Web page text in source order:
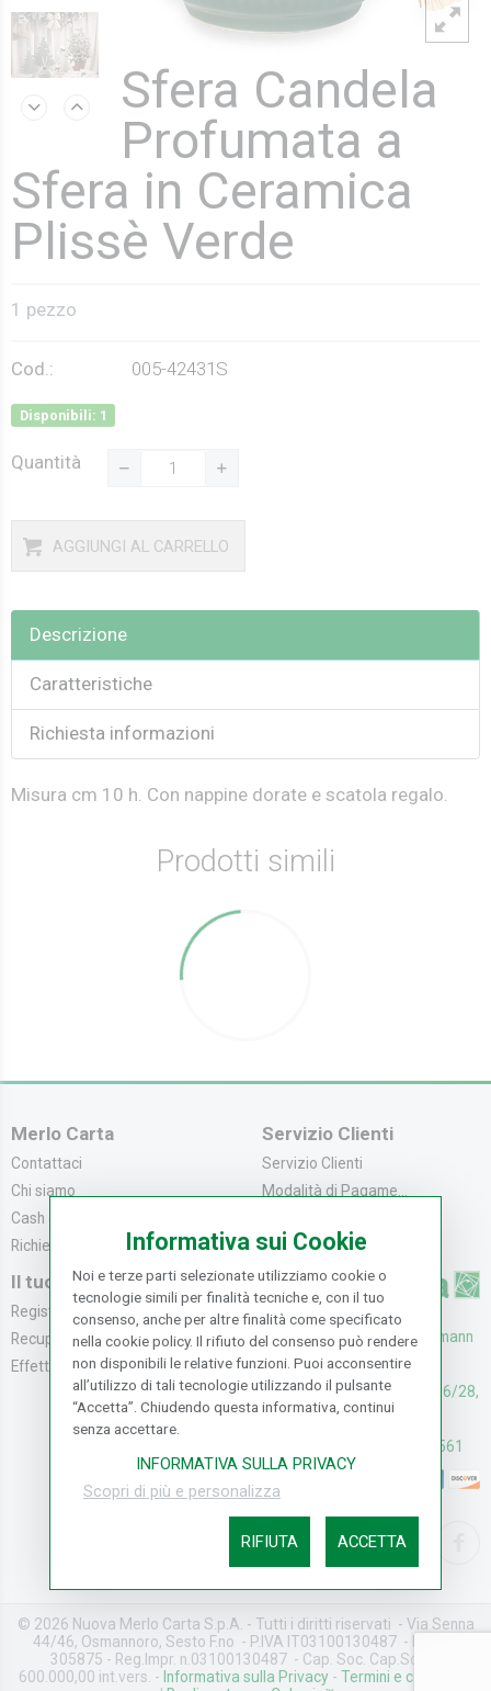
Sfera Candela
Profumata a
Sfera in Ceramica
Plissè Verde
1 pezzo
Cod.: 005-42431S
Disponibili: 1
Quantità
AGGIUNGI AL CARRELLO
Descrizione
Caratteristiche
Richiesta informazioni
Misura cm 10 h. Con nappine dorate e scatola regalo.
Prodotti simili
Merlo Carta
Contattaci
Chi siamo
Cash & Carry
Richiedi catalogo
Servizio Clienti
Servizio Clienti
Modalità di Pagame...
Resi e Recessi
Il tuo Account
Registrati
Recupera la Passwo...
Effettua un Reso
UFFICI: V. Senna 44/46, Osmann
oro Sesto F.no (FI)
CASH & CARRY: V. Senna 26/28,
Osmannoro Sesto F.no (FI)
Assistenza: (+39) 055374561
© 2026 Nuova Merlo Carta S.p.A. - Tutti i diritti riservati - Via Senna
44/46, Osmannoro, Sesto F.no - P.IVA IT03100130487 - REA FI-
305875 - Reg.Impr. n.03100130487 - Cap. Soc. Cap.Soc. €
600.000,00 int.vers. - Informativa sulla Privacy - Termini e condizioni
Informativa sui Cookie
Noi e terze parti selezionate utilizziamo cookie o
tecnologie simili per finalità tecniche e, con il tuo
consenso, anche per altre finalità come specificato
nella cookie policy. Il rifiuto del consenso può rendere
non disponibili le relative funzioni. Puoi acconsentire
all’utilizzo di tali tecnologie utilizzando il pulsante
“Accetta”. Chiudendo questa informativa, continui
senza accettare.
INFORMATIVA SULLA PRIVACY
Scopri di più e personalizza
RIFIUTA ACCETTA